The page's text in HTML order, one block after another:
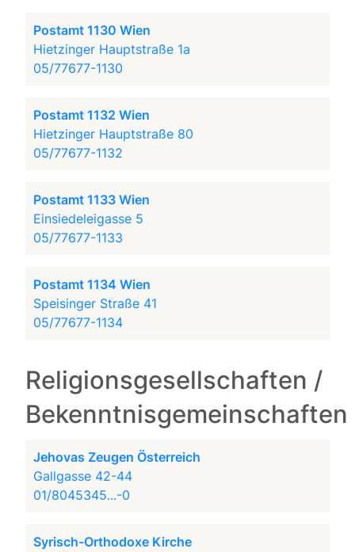
Postamt 1130 Wien
Hietzinger Hauptstraße 1a
05/77677-1130
Postamt 1132 Wien
Hietzinger Hauptstraße 80
05/77677-1132
Postamt 1133 Wien
Einsiedeleigasse 5
05/77677-1133
Postamt 1134 Wien
Speisinger Straße 41
05/77677-1134
Religionsgesellschaften /
Bekenntnisgemeinschaften
Jehovas Zeugen Österreich
Gallgasse 42-44
01/8045345...-0
Syrisch-Orthodoxe Kirche